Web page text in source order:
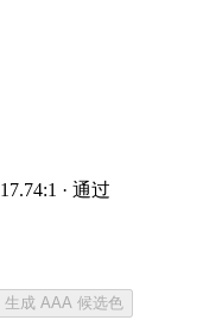
17.74:1 · 通过
生成 AAA 候选色